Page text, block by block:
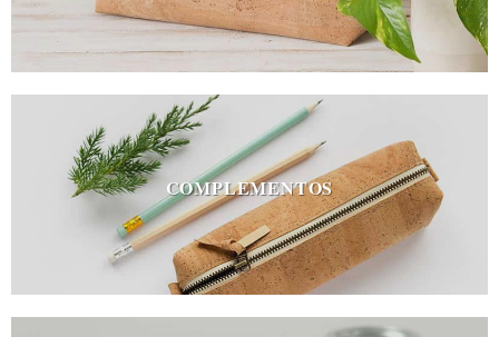
COMPLEMENTOS